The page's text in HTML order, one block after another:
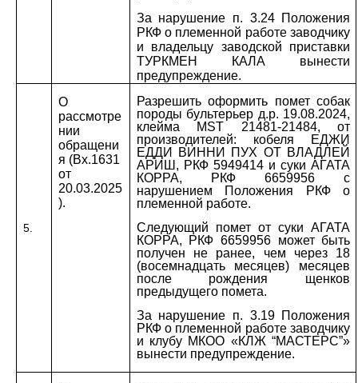
За нарушение п. 3.24 Положения
РКФ о племенной работе заводчику
и владельцу заводской приставки
ТУРКМЕН КАЛА вынести
предупреждение.
5.
О
рассмотре
нии
обращени
я (Вх.1631
от
20.03.2025
).
Разрешить оформить помет собак
породы бультерьер д.р. 19.08.2024,
клейма
MST 21481-21484, от
производителей: кобеля ЕДЖИ
ЕДДИ ВИННИ ПУХ ОТ ВЛАДЛЕЙ
АРИШ, РКФ 5949414 и суки АГАТА
КОРРА, РКФ 6659956 с
нарушением Положения РКФ о
племенной работе.
Следующий помет от суки АГАТА
КОРРА, РКФ 6659956 может быть
получен не ранее, чем через 18
(восемнадцать месяцев) месяцев
после рождения щенков
предыдущего помета.
За нарушение п. 3.19 Положения
РКФ о племенной работе заводчику
и клубу МКОО «КЛЖ “МАСТЕРС”»
вынести предупреждение.